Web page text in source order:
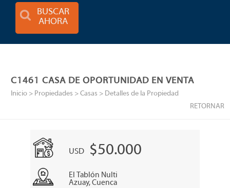
BUSCAR
AHORA
C1461 CASA DE OPORTUNIDAD EN VENTA
Inicio > Propiedades >Casas > Detalles de la Propiedad
RETORNAR
USD $50.000
El Tablón Nulti
Azuay, Cuenca